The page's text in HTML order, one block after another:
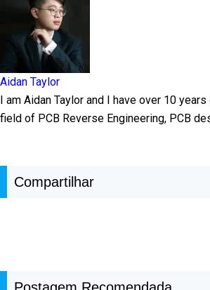
Aidan Taylor
I am Aidan Taylor and I have over 10
field of PCB Reverse Engineering, PCB
Compartilhar